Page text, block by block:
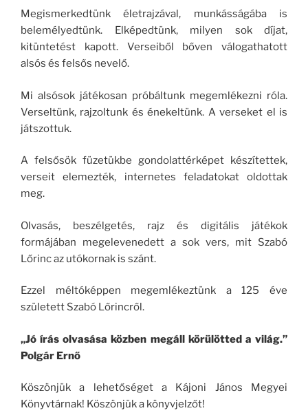
Megismerkedtünk életrajzával, munkásságába is
belemélyedtünk. Elképedtünk, milyen sok díjat,
kitüntetést kapott. Verseiből bőven válogathatott
alsós és felsős nevelő.
Mi alsósok játékosan próbáltunk megemlékezni róla.
Verseltünk, rajzoltunk és énekeltünk. A verseket el is
játszottuk.
A felsősök füzetükbe gondolattérképet készítettek,
verseit elemezték, internetes feladatokat oldottak
meg.
Olvasás, beszélgetés, rajz és digitális játékok
formájában megelevenedett a sok vers, mit Szabó
Lőrinc az utókornak is szánt.
Ezzel méltóképpen megemlékeztünk a 125 éve
született Szabó Lőrincről.
„Jó írás olvasása közben megáll körülötted a világ.”
Polgár Ernő
Köszönjük a lehetőséget a Kájoni János Megyei
Könyvtárnak! Köszönjük a könyvjelzőt!